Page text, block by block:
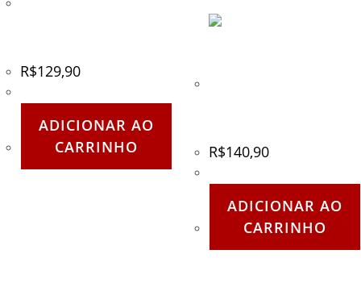
R$129,90
ADICIONAR AO
CARRINHO
R$140,90
ADICIONAR AO
CARRINHO